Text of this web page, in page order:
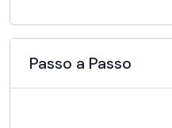
Passo a Passo